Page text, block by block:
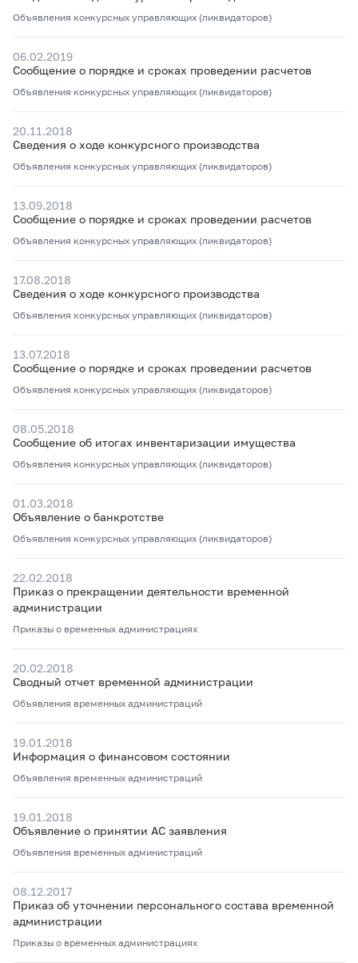
Объявления конкурсных управляющих (ликвидаторов)
06.02.2019
Сообщение о порядке и сроках проведении расчетов
Объявления конкурсных управляющих (ликвидаторов)
20.11.2018
Сведения о ходе конкурсного производства
Объявления конкурсных управляющих (ликвидаторов)
13.09.2018
Сообщение о порядке и сроках проведении расчетов
Объявления конкурсных управляющих (ликвидаторов)
17.08.2018
Сведения о ходе конкурсного производства
Объявления конкурсных управляющих (ликвидаторов)
13.07.2018
Сообщение о порядке и сроках проведении расчетов
Объявления конкурсных управляющих (ликвидаторов)
08.05.2018
Сообщение об итогах инвентаризации имущества
Объявления конкурсных управляющих (ликвидаторов)
01.03.2018
Объявление о банкротстве
Объявления конкурсных управляющих (ликвидаторов)
22.02.2018
Приказ о прекращении деятельности временной
администрации
Приказы о временных администрациях
20.02.2018
Сводный отчет временной администрации
Объявления временных администраций
19.01.2018
Информация о финансовом состоянии
Объявления временных администраций
19.01.2018
Объявление о принятии АС заявления
Объявления временных администраций
08.12.2017
Приказ об уточнении персонального состава временной
администрации
Приказы о временных администрациях